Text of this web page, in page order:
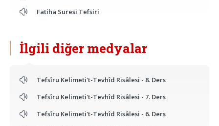
Fatiha Suresi Tefsiri
İlgili diğer medyalar
Tefsîru Kelimeti't-Tevhîd Risâlesi - 8. Ders
Tefsîru Kelimeti't-Tevhîd Risâlesi - 7. Ders
Tefsîru Kelimeti't-Tevhîd Risâlesi - 6. Ders